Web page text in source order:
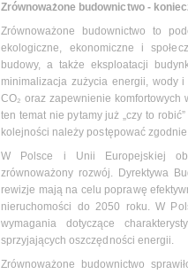
Zrównoważone budownictwo -
Zrównoważone budownictwo to
ekologiczne, ekonomiczne i
budowy, a także eksploatacji
minimalizacja zużycia energii, wody i
CO₂ oraz zapewnienie komfortowych
ten temat nie pytamy już „czy to
kolejności należy postępować
W Polsce i Unii Europejskiej
zrównoważony rozwój. Dyrektywa
rewizje mają na celu poprawę
nieruchomości do 2050 roku. W
wymagania dotyczące
sprzyjających oszczędności energii.
Zrównoważone budownictwo